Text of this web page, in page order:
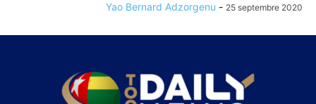
Yao Bernard Adzorgenu - 25 septembre 2020